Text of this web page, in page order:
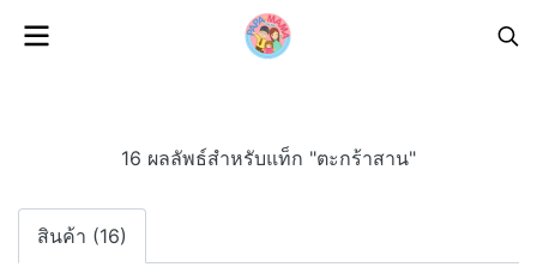
16 ผลลัพธ์สำหรับแท็ก "ตะกร้าสาน"
สินค้า (16)